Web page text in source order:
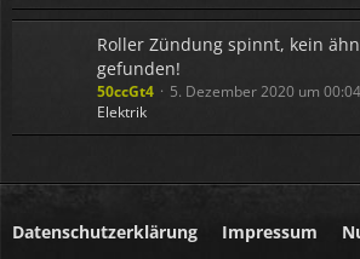
Roller Zündung spinnt, kein
gefunden!
50ccGt4
5. Dezember 2020 um 00:04
Elektrik
Datenschutzerklärung Impressum